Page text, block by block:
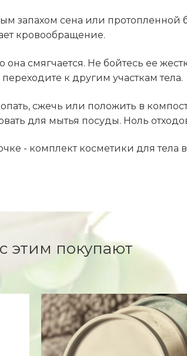
запахом сена или протопленной
кровообращение.
смягчается. Не бойтесь ее
к другим участкам тела.
сжечь или положить в
для мытья посуды. Ноль
- комплект косметики для тела
этим покупают